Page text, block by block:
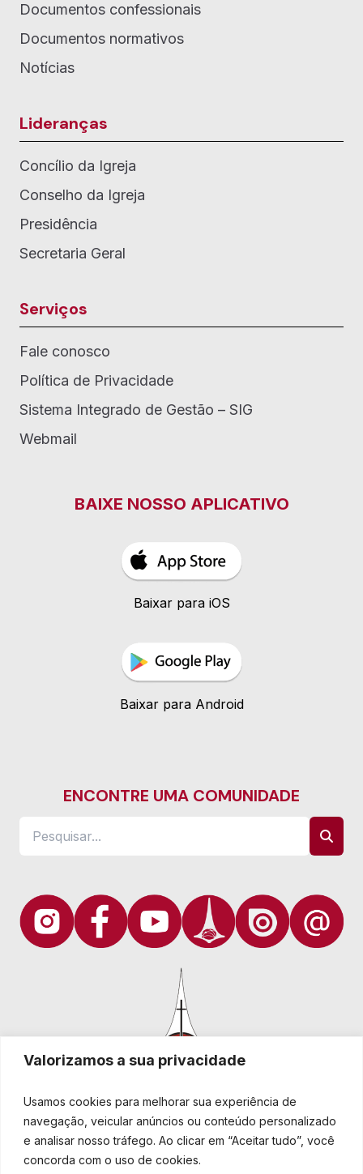
Valorizamos a sua privacidade
Usamos cookies para melhorar sua experiência de
navegação, veicular anúncios ou conteúdo personalizado
e analisar nosso tráfego. Ao clicar em “Aceitar tudo”, você
concorda com o uso de cookies.
Documentos confessionais
Documentos normativos
Notícias
Lideranças
Concílio da Igreja
Conselho da Igreja
Presidência
Secretaria Geral
Serviços
Fale conosco
Política de Privacidade
Sistema Integrado de Gestão – SIG
Webmail
BAIXE NOSSO APLICATIVO
Baixar para iOS
Baixar para Android
ENCONTRE UMA COMUNIDADE
Igreja Evangélica de Confissão Luterana no Brasil
Sede nacional: Rua Senhor dos Passos, 202/4º andar Centro -